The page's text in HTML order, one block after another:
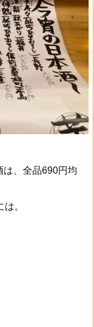
は、全品690円均
。